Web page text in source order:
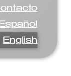
English